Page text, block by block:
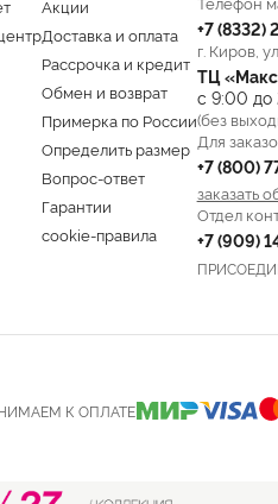
Акции
Доставка и оплата
Рассрочка и кредит
Обмен и возврат
Примерка по России
Определить размер
Вопрос-ответ
Гарантии
cookie-правила
+7 (8332)
г. Киров,
ТЦ
с 9:00
(без
Для
+7 (800)
заказать
Отдел
+7 (909)
К ОПЛАТЕ